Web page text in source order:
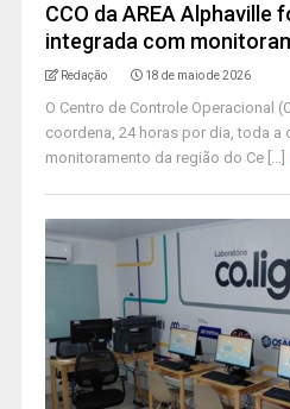
CCO da AREA
integrada com
Redação 18 de maio de 2026
O Centro de Controle Operacional
coordena, 24 horas por dia, toda a
monitoramento da região do Ce [...]